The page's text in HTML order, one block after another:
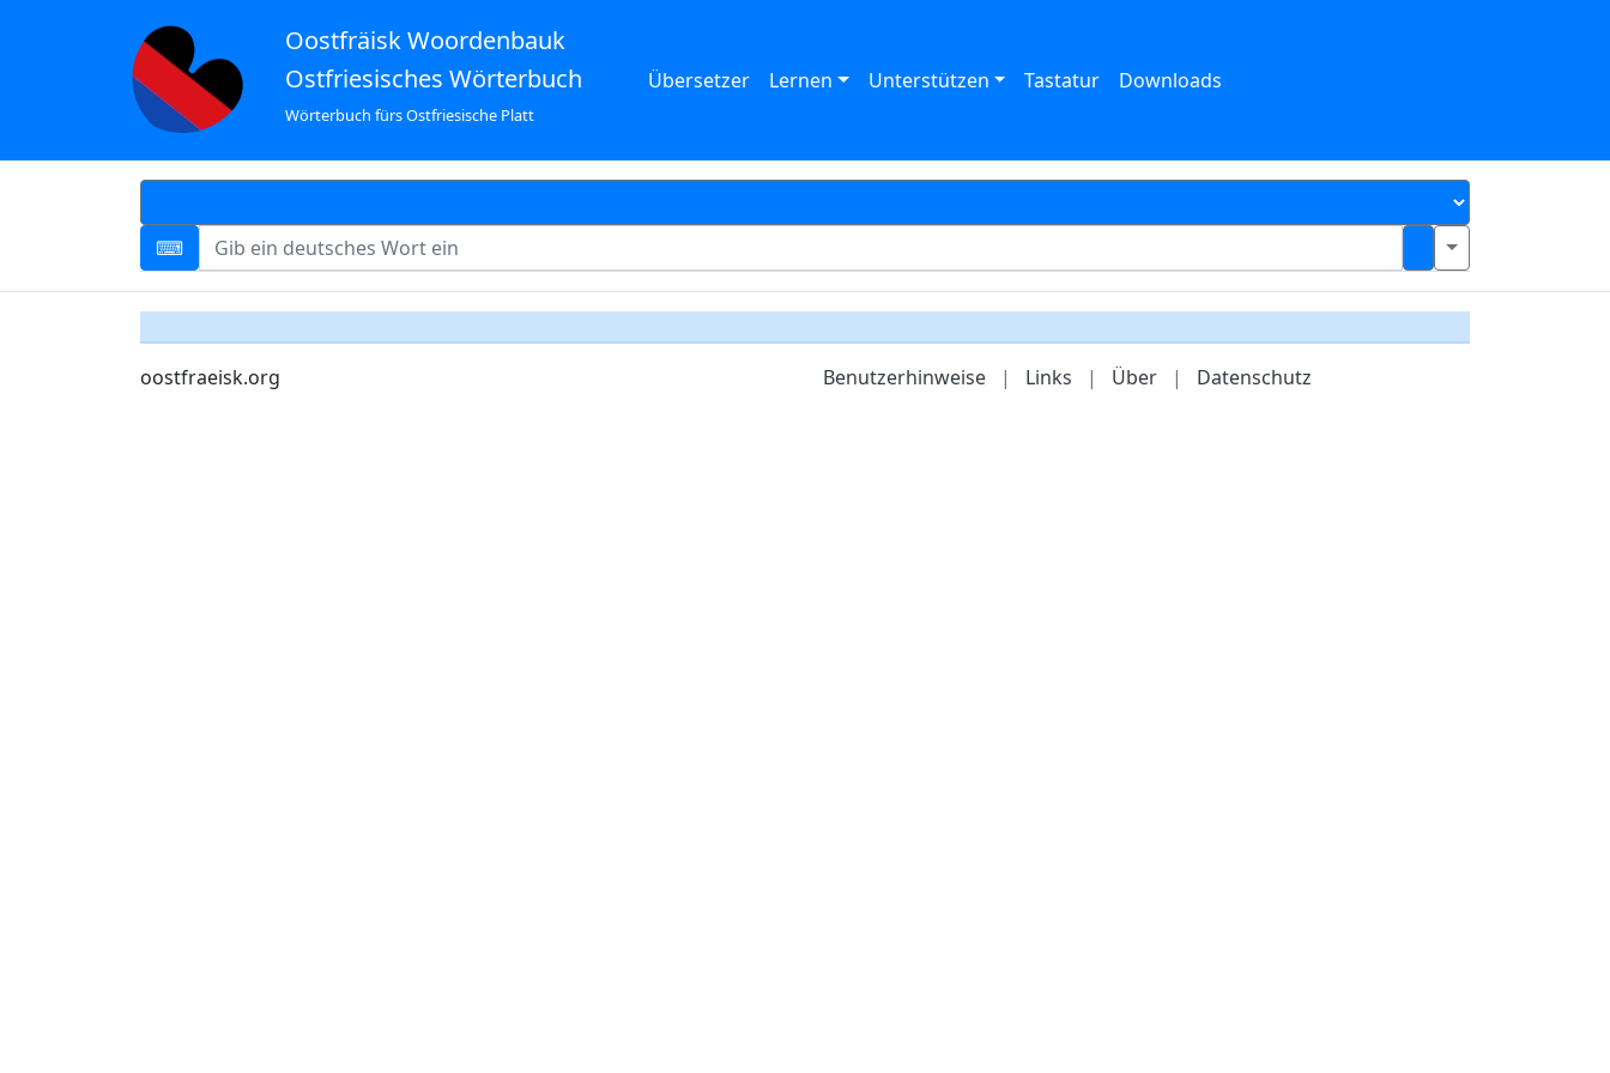
Oostfräisk Woordenbauk
Ostfriesisches Wörterbuch
Wörterbuch fürs Ostfriesische Platt
Übersetzer Lernen Unterstützen Tastatur Downloads
oostfraeisk.org Benutzerhinweise | Links | Über | Datenschutz